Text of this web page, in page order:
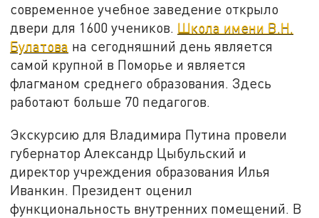
современное учебное заведение открыло
двери для 1600 учеников. Школа имени В.Н.
Булатова на сегодняшний день является
самой крупной в Поморье и является
флагманом среднего образования. Здесь
работают больше 70 педагогов.
Экскурсию для Владимира Путина провели
губернатор Александр Цыбульский и
директор учреждения образования Илья
Иванкин. Президент оценил
функциональность внутренних помещений. В